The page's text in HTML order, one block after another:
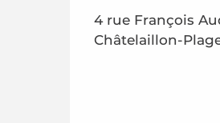
4 rue François
Châtelaillon-